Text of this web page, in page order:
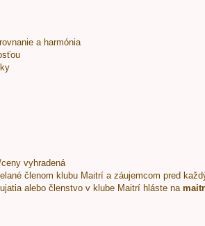
a harmónia
vyhradená
členom klubu Maitrí a záujemcom pred
alebo členstvo v klube Maitrí hláste na